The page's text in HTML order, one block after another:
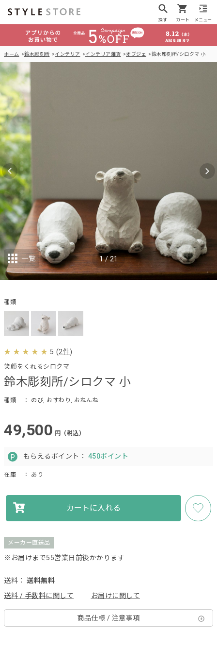
探す カート メニュー
ホーム 鈴木彫刻所 インテリア インテリア雑貨 オブジェ 鈴木彫刻所/シロクマ 小
鈴木彫刻所/シロクマ 小
笑顔をくれるシロクマ
種類 ： のび, おすわり, おねんね
5 (2件)
49,500 円（税込）
もらえるポイント： 450ポイント
在庫 ： あり
カートに入れる
メーカー直送品
※お届けまで55営業日前後かかります
送料： 送料無料
送料 / 手数料に関して
お届けに関して
商品仕様 / 注意事項
1/21
一覧
種類